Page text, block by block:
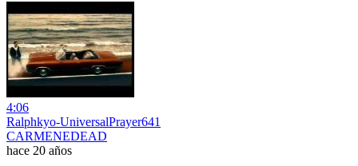
4:06
Ralphkyo-UniversalPrayer641
CARMENEDEAD
hace 20 años